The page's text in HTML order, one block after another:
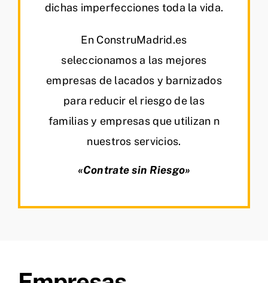
dichas imperfecciones toda la vida.
En ConstruMadrid.es
seleccionamos a las mejores
empresas de lacados y barnizados
para reducir el riesgo de las
familias y empresas que utilizan n
nuestros servicios.
«Contrate sin Riesgo»